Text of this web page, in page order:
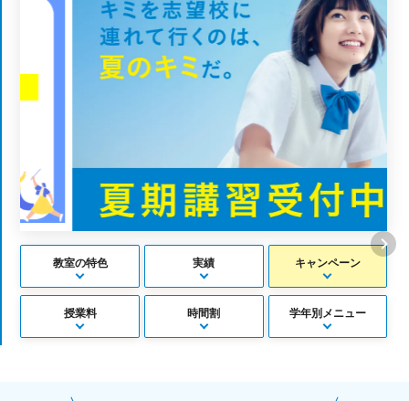
教室の特色 実績 キャンペーン
授業料 時間割 学年別メニュー